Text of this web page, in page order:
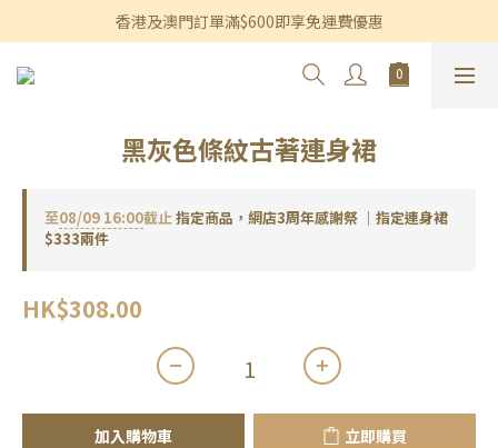
香港及澳門訂單滿$600即享免運費優惠
香港及澳門訂單滿$600即享免運費優惠
3個月內買滿$1,200可享永久九折優惠
黑灰色條紋古著連身裙
至08/09 16:00截止指定商品，網店3周年感謝祭 ｜指定連身裙
$333兩件
HK$308.00
加入購物車 立即購買